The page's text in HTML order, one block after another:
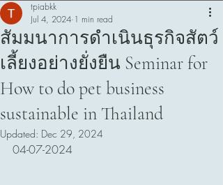
สัมมนาการดำเนินธุรกิจสัตว์
เลี้ยงอย่างยั่งยืน Seminar for
How to do pet business
sustainable in Thailand
tpiabkk
Jul 4, 2024 1 min read
Updated: Dec 29, 2024
04-07-2024